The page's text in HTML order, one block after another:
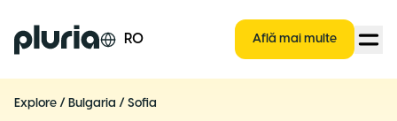
Logo Pluria RO Află mai multe
Explore / Bulgaria / Sofia